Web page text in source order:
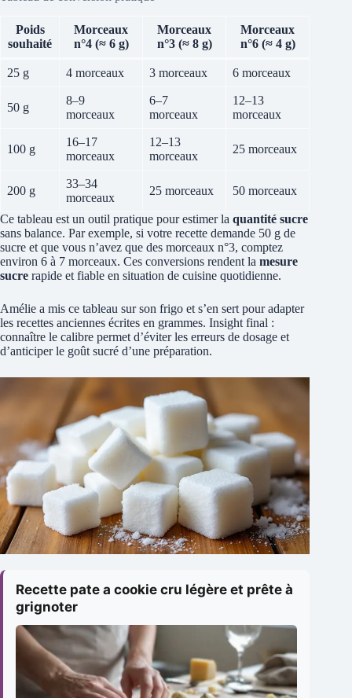
Poids
souhaité
Morceaux
n°4 (≈ 6 g)
Morceaux
n°3 (≈ 8 g)
Morceaux
n°6 (≈ 4 g)
25 g 4 morceaux 3 morceaux 6 morceaux
50 g
8–9
morceaux
6–7
morceaux
12–13
morceaux
100 g
16–17
morceaux
12–13
morceaux
25 morceaux
200 g
33–34
morceaux
25 morceaux 50 morceaux
Ce tableau est un outil pratique pour estimer la quantité sucre
sans balance. Par exemple, si votre recette demande 50 g de
sucre et que vous n’avez que des morceaux n°3, comptez
environ 6 à 7 morceaux. Ces conversions rendent la mesure
sucre rapide et fiable en situation de cuisine quotidienne.
Amélie a mis ce tableau sur son frigo et s’en sert pour adapter
les recettes anciennes écrites en grammes. Insight final :
connaître le calibre permet d’éviter les erreurs de dosage et
d’anticiper le goût sucré d’une préparation.
Recette pate a cookie cru légère et prête à
grignoter